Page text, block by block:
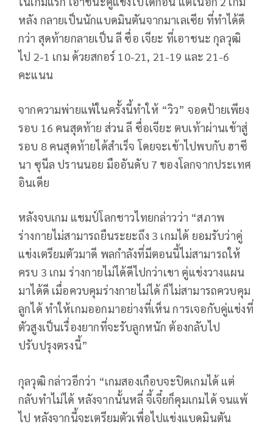
หลัง กลายเป็นนักแบดมินตันจากมาเลเซีย ที่ทำได้ดี
กว่า สุดท้ายกลายเป็น ลี ซื่อ เจียะ ที่เอาชนะ กุลวุฒิ
ไป 2-1 เกม ด้วยสกอร์ 10-21, 21-19 และ 21-6
คะแนน
จากความพ่ายแพ้ในครั้งนี้ทำให้ “วิว” จอดป้ายเพียง
รอบ 16 คนสุดท้าย ส่วน ลี ซื่อเจียะ ตบเท้าผ่านเข้าสู่
รอบ 8 คนสุดท้ายได้สำเร็จ โดยจะเข้าไปพบกับ ฮาซี
นา ซุนีล ปรานนอย มืออันดับ 7 ของโลกจากประเทศ
อินเดีย
หลังจบเกม แชมป์โลกชาวไทยกล่าวว่า “สภาพ
ร่างกายไม่สามารถยืนระยะถึง 3 เกมได้ ยอมรับว่าคู่
แข่งเตรียมตัวมาดี พลกำลังที่มีตอนนี้ไม่สามารถให้
ครบ 3 เกม ร่างกายไม่ได้ดีไปกว่าเขา คู่แข่งวางแผน
มาได้ดี เมื่อควบคุมร่างกายไม่ได้ ก็ไม่สามารถควบคุม
ลูกได้ ทำให้เกมออกมาอย่างที่เห็น การเจอกับคู่แข่งที่
ตัวสูงเป็นเรื่องยากที่จะรับลูกหนัก ต้องกลับไป
ปรับปรุงตรงนี้”
กุลวุฒิ กล่าวอีกว่า “เกมสองเกือบจะปิดเกมได้ แต่
กลับทำไม่ได้ หลังจากนั้นหลี่ จี้เจี๋ยก็คุมเกมได้ จนแพ้
ไป หลังจากนี้จะเตรียมตัวเพื่อไปแข่งแบดมินตัน